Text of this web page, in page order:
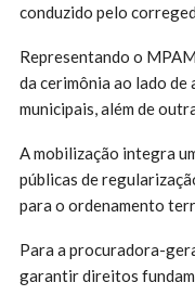
conduzido pelo
Representando o
da cerimônia ao lado
municipais, além de
A mobilização integra
públicas de
para o ordenamento
Para a procuradora-
garantir direitos